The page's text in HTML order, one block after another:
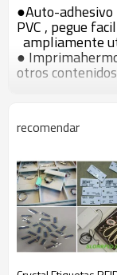
●Auto-adhesivo
PVC , pegue
ampliamente
●
otros
● Cumplir
●
países.
Parámetros
Frecuencia de
13.56M Hz (HF )
13.56M Hz chips
NXP Mifare1
recomendar